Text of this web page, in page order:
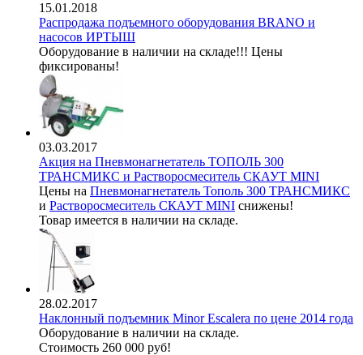
15.01.2018
Распродажа подъемного оборудования BRANO и
насосов ИРТЫШ
Оборудование в наличии на складе!!! Цены
фиксированы!
03.03.2017
Акция на Пневмонагнетатель ТОПОЛЬ 300
ТРАНСМИКС и Растворосмеситель СКАУТ MINI
Цены на Пневмонагнетатель Тополь 300 ТРАНСМИКС
и Растворосмеситель СКАУТ MINI снижены!
Товар имеется в наличии на складе.
28.02.2017
Наклонный подъемник Minor Escalera по цене 2014 года
Оборудование в наличии на складе.
Стоимость 260 000 руб!